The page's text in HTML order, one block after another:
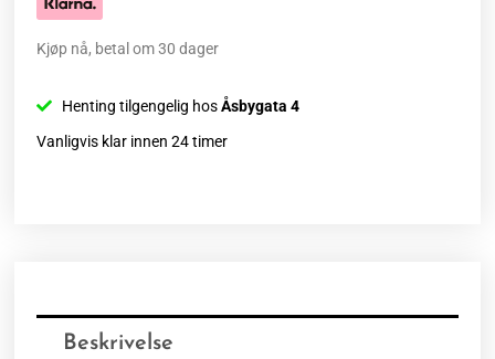
Kjøp nå, betal om 30 dager
Henting tilgengelig hosÅsbygata 4
Vanligvis klar innen 24 timer
Beskrivelse